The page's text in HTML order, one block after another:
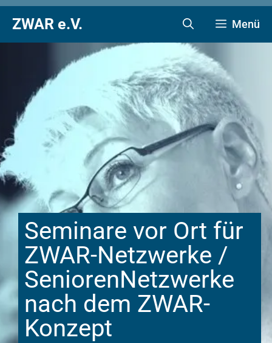
Zum
Inhalt
springen
Zur
Navigation
springen
Zum
Inhalt
springen
ZWAR e.V. Menü
Seminare vor Ort für
ZWAR-Netzwerke /
SeniorenNetzwerke
nach dem ZWAR-
Konzept